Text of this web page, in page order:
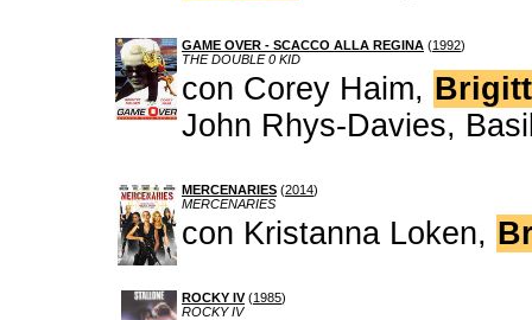
GAME OVER - SCACCO ALLA REGINA (1992)
THE DOUBLE 0 KID
con Corey Haim,
John Rhys-Davies,
MERCENARIES (2014)
MERCENARIES
con Kristanna Loken,
ROCKY IV(1985)
ROCKY IV